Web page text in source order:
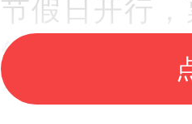
节假日开行
线
支线木里
内放置了宣